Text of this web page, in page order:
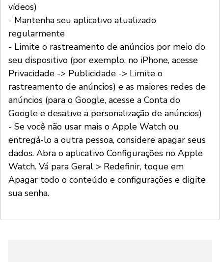
vídeos)
- Mantenha seu aplicativo atualizado
regularmente
- Limite o rastreamento de anúncios por meio do
seu dispositivo (por exemplo, no iPhone, acesse
Privacidade -> Publicidade -> Limite o
rastreamento de anúncios) e as maiores redes de
anúncios (para o Google, acesse a Conta do
Google e desative a personalização de anúncios)
- Se você não usar mais o Apple Watch ou
entregá-lo a outra pessoa, considere apagar seus
dados. Abra o aplicativo Configurações no Apple
Watch. Vá para Geral > Redefinir, toque em
Apagar todo o conteúdo e configurações e digite
sua senha.